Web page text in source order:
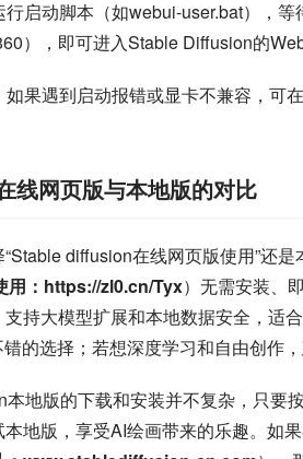
行启动脚本（如webui-user.bat），
），即可进入Stable Diffusion的
如果遇到启动报错或显卡不兼容，可
网页版与本地版的对比
diffusion在线网页版使用”还
用：https://zl0.cn/Tyx）无需安装、
持大模型扩展和本地数据安全，适
的选择；若想深度学习和自由创作，
地版的下载和安装并不复杂，只要
地版，享受AI绘画带来的乐趣。如